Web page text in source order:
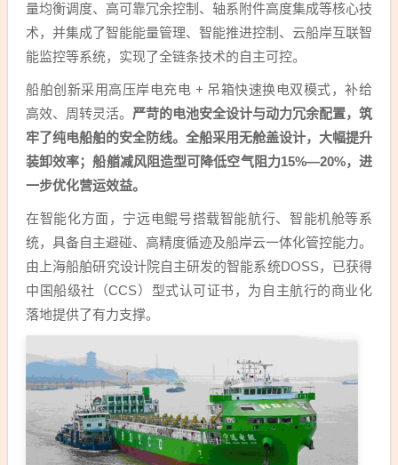
量均衡调度、高可靠冗余控制、轴系附件高度集成等核心技
术，并集成了智能能量管理、智能推进控制、云船岸互联智
能监控等系统，实现了全链条技术的自主可控。
船舶创新采用高压岸电充电 + 吊箱快速换电双模式，补给
高效、周转灵活。 严苛的电池安全设计与动力冗余配置，筑
牢了纯电船舶的安全防线。全船采用无舱盖设计，大幅提升
装卸效率；船艏减风阻造型可降低空气阻力15%—20%，进
一步优化营运效益。
在智能化方面，宁远电鲲号搭载智能航行、智能机舱等系
统，具备自主避碰、高精度循迹及船岸云一体化管控能力。
由上海船舶研究设计院自主研发的智能系统DOSS，已获得
中国船级社（CCS）型式认可证书，为自主航行的商业化
落地提供了有力支撑。